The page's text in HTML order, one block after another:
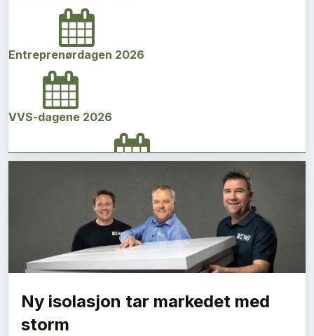
Entreprenørdagen 2026
VVS-dagene 2026
Norges bygg- og eiendomskonferanse 2026
Vi Bygger Vestland 2026
Byggenæringens Klimakonferanse 2026
Ny isolasjon tar markedet med
storm